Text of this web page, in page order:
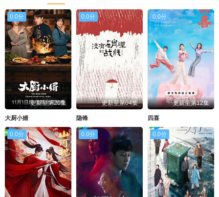
0.0分
更新至第20集
大厨小婿
0.0分
更新至第04集
隐锋
0.0分
更新至第12集
四喜
0.0分 0.0分 0.0分